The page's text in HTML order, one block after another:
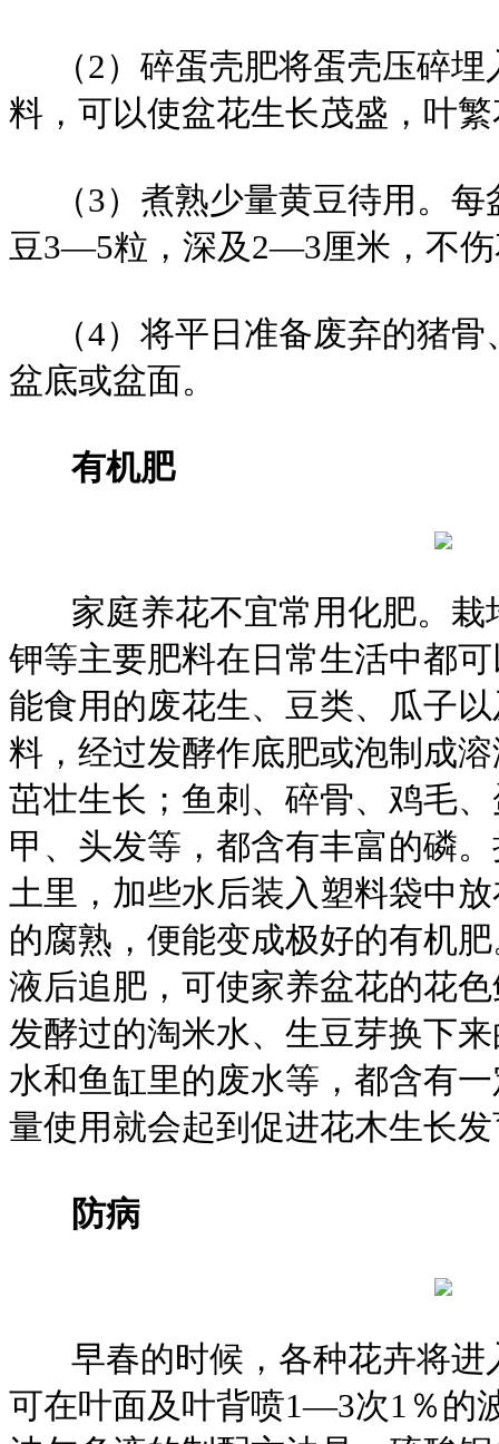
（2）碎蛋壳肥将蛋壳压碎埋
料，可以使盆花生长茂盛，叶
（3）煮熟少量黄豆待用。每
豆3—5粒，深及2—3厘米，不
（4）将平日准备废弃的猪骨
盆底或盆面。
有机肥
家庭养花不宜常用化肥。栽
钾等主要肥料在日常生活中都
能食用的废花生、豆类、瓜子
料，经过发酵作底肥或泡制成
茁壮生长；鱼刺、碎骨、鸡毛
甲、头发等，都含有丰富的磷
土里，加些水后装入塑料袋中
的腐熟，便能变成极好的有机
液后追肥，可使家养盆花的花
发酵过的淘米水、生豆芽换下
水和鱼缸里的废水等，都含有
量使用就会起到促进花木生长
防病
早春的时候，各种花卉将进
可在叶面及叶背喷1—3次1％的